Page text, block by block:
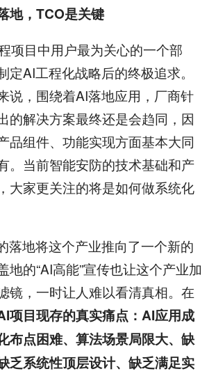
地，TCO是关键
目中用户最为关心的一个部
定AI工程化战略后的终极追求。
说，围绕着AI落地应用，厂商针
的解决方案最终还是会趋同，因
品组件、功能实现方面基本大同
。当前智能安防的技术基础和产
大家更关注的将是如何做系统化
地将这个产业推向了一个新的
地的“AI高能”宣传也让这个产业加
镜，一时让人难以看清真相。在
项目现存的真实痛点：AI应用成
布点困难、算法场景局限大、缺
乏系统性顶层设计、缺乏满足实